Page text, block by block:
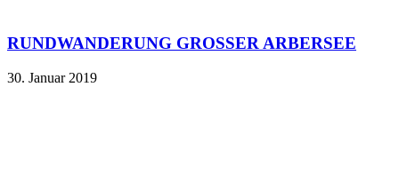
RUNDWANDERUNG GROSSER ARBERSEE
30. Januar 2019